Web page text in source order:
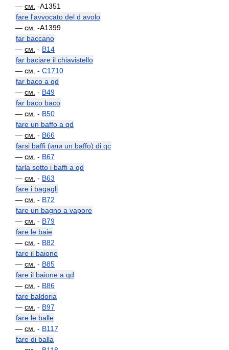
— см. -A1351
fare l'avvocato del d avolo
— см. -A1399
far baccano
— см. - B14
far baciare il chiavistello
— см. - C1710
far baco a qd
— см. - B49
far baco baco
— см. - B50
fare un baffo a qd
— см. - B66
farsi baffi (или un baffo) di qc
— см. - B67
farla sotto i baffi a qd
— см. - B63
fare i bagagli
— см. - B72
fare un bagno a vapore
— см. - B79
fare le baie
— см. - B82
fare il baione
— см. - B85
fare il baione a qd
— см. - B86
fare baldoria
— см. - B97
fare le balle
— см. - B117
fare di balla